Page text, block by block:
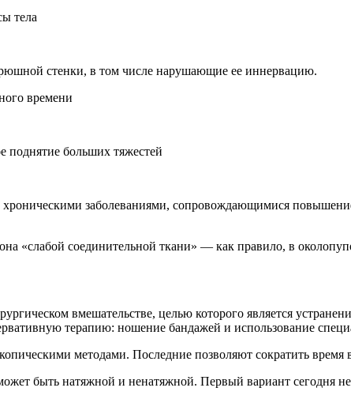
тела
стенки, в том числе нарушающие ее иннервацию.
времени
поднятие больших тяжестей
заболеваниями, сопровождающимися
«слабой соединительной ткани» — как правило, в
вмешательстве, целью которого является
терапию: ношение бандажей и использование
методами. Последние позволяют сократить
быть натяжной и ненатяжной. Первый вариант сегодня